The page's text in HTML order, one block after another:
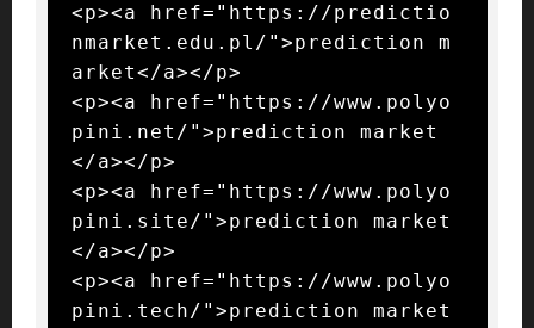
<p><a href="https://predictio
nmarket.edu.pl/">prediction m
arket</a></p>
<p><a href="https://www.polyo
pini.net/">prediction market
</a></p>
<p><a href="https://www.polyo
pini.site/">prediction market
</a></p>
<p><a href="https://www.polyo
pini.tech/">prediction market